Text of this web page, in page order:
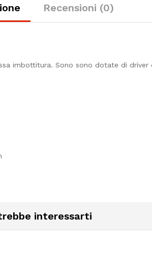
Recensioni (0)
imbottitura. Sono sono dotate di
interessarti